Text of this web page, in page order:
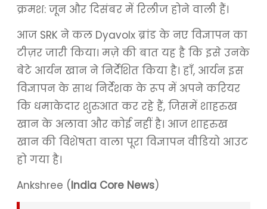
क्रमश: जून और दिसंबर में रिलीज होने वाली हैं।
आज SRK ने कल Dyavolx ब्रांड के नए विज्ञापन का
टीज़र जारी किया। मज़े की बात यह है कि इसे उनके
बेटे आर्यन खान ने निर्देशित किया है। हाँ, आर्यन इस
विज्ञापन के साथ निर्देशक के रूप में अपने करियर
कि धमाकेदार शुरुआत कर रहे हैं, जिसमें शाहरुख
खान के अलावा और कोई नहीं है। आज शाहरुख
खान की विशेषता वाला पूरा विज्ञापन वीडियो आउट
हो गया है।
Ankshree (India Core News)